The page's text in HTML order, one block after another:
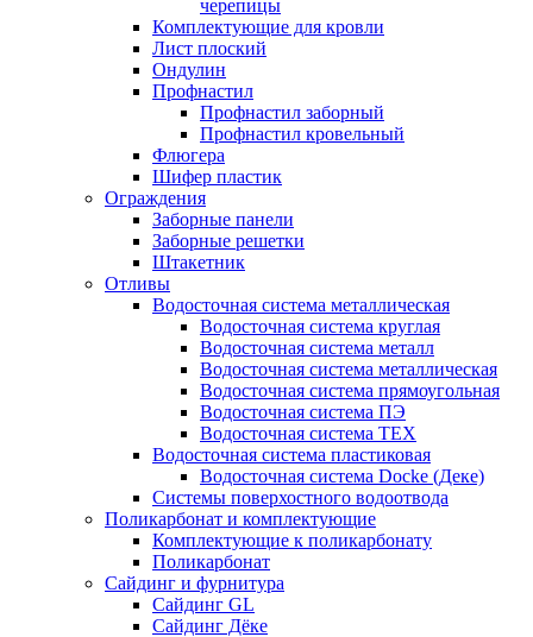
черепицы
Комплектующие для кровли
Лист плоский
Ондулин
Профнастил
Профнастил заборный
Профнастил кровельный
Флюгера
Шифер пластик
Ограждения
Заборные панели
Заборные решетки
Штакетник
Отливы
Водосточная система металлическая
Водосточная система круглая
Водосточная система металл
Водосточная система металлическая
Водосточная система прямоугольная
Водосточная система ПЭ
Водосточная система ТЕХ
Водосточная система пластиковая
Водосточная система Docke (Деке)
Системы поверхостного водоотвода
Поликарбонат и комплектующие
Комплектующие к поликарбонату
Поликарбонат
Сайдинг и фурнитура
Сайдинг GL
Сайдинг Дёке